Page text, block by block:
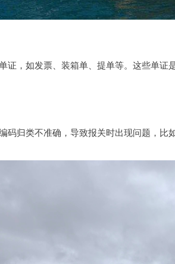
证，如发票、装箱单、提单等。这些单证
码归类不准确，导致报关时出现问题，比